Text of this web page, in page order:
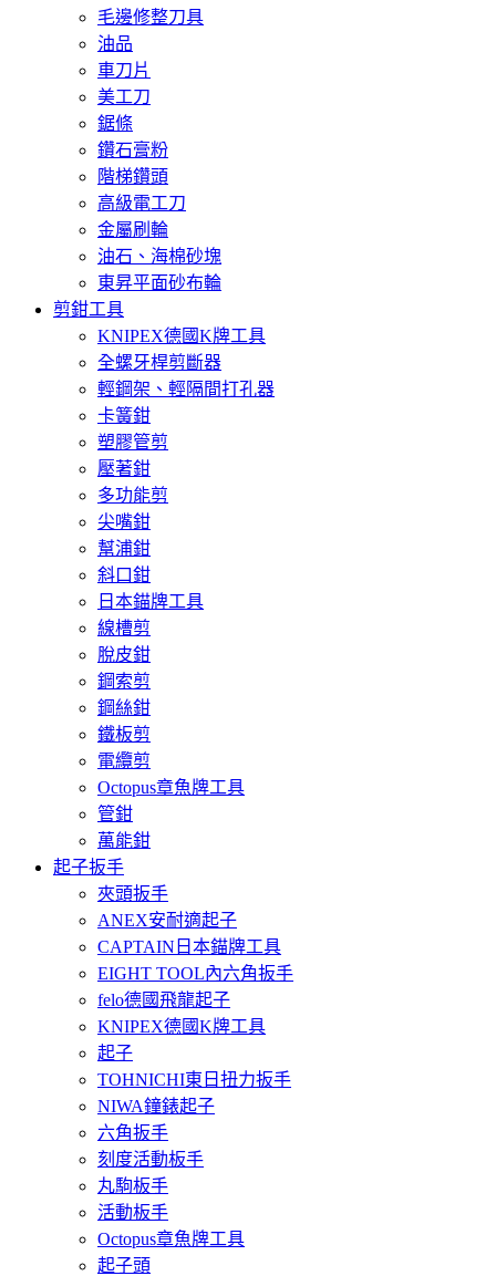
毛邊修整刀具
油品
車刀片
美工刀
鋸條
鑽石膏粉
階梯鑽頭
高級電工刀
金屬刷輪
油石、海棉砂塊
東昇平面砂布輪
剪鉗工具
KNIPEX德國K牌工具
全螺牙桿剪斷器
輕鋼架、輕隔間打孔器
卡簧鉗
塑膠管剪
壓著鉗
多功能剪
尖嘴鉗
幫浦鉗
斜口鉗
日本錨牌工具
線槽剪
脫皮鉗
鋼索剪
鋼絲鉗
鐵板剪
電纜剪
Octopus章魚牌工具
管鉗
萬能鉗
起子扳手
夾頭扳手
ANEX安耐適起子
CAPTAIN日本錨牌工具
EIGHT TOOL內六角扳手
felo德國飛龍起子
KNIPEX德國K牌工具
起子
TOHNICHI東日扭力扳手
NIWA鐘錶起子
六角扳手
刻度活動板手
丸駒板手
活動板手
Octopus章魚牌工具
起子頭